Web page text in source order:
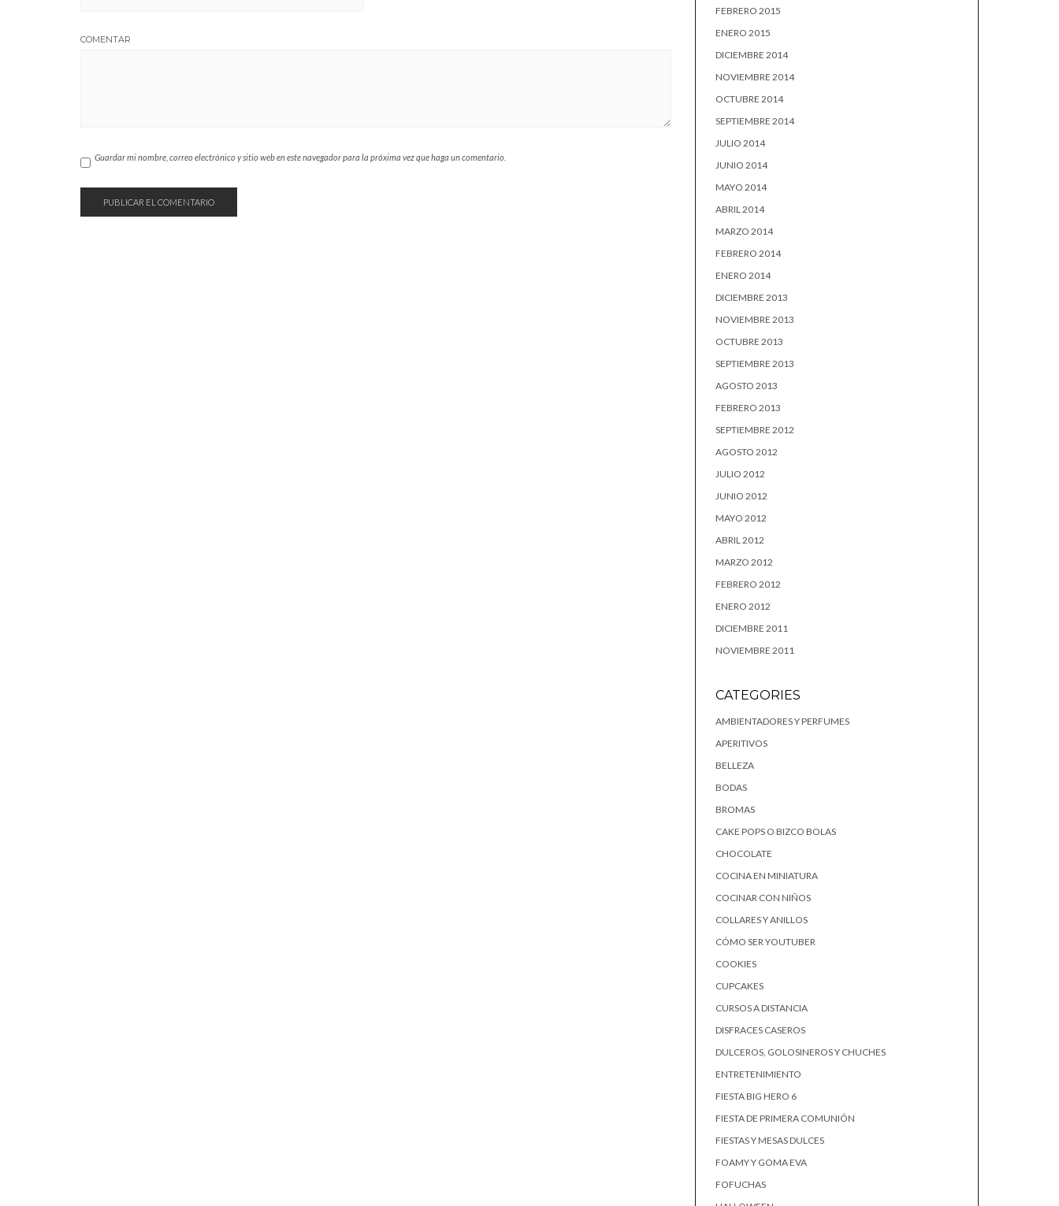
COMENTAR
Guardar mi nombre, correo electrónico y sitio web en este navegador para la próxima vez que haga un comentario.
FEBRERO 2015
ENERO 2015
DICIEMBRE 2014
NOVIEMBRE 2014
OCTUBRE 2014
SEPTIEMBRE 2014
JULIO 2014
JUNIO 2014
MAYO 2014
ABRIL 2014
MARZO 2014
FEBRERO 2014
ENERO 2014
DICIEMBRE 2013
NOVIEMBRE 2013
OCTUBRE 2013
SEPTIEMBRE 2013
AGOSTO 2013
FEBRERO 2013
SEPTIEMBRE 2012
AGOSTO 2012
JULIO 2012
JUNIO 2012
MAYO 2012
ABRIL 2012
MARZO 2012
FEBRERO 2012
ENERO 2012
DICIEMBRE 2011
NOVIEMBRE 2011
CATEGORIES
AMBIENTADORES Y PERFUMES
APERITIVOS
BELLEZA
BODAS
BROMAS
CAKE POPS O BIZCO BOLAS
CHOCOLATE
COCINA EN MINIATURA
COCINAR CON NIÑOS
COLLARES Y ANILLOS
CÓMO SER YOUTUBER
COOKIES
CUPCAKES
CURSOS A DISTANCIA
DISFRACES CASEROS
DULCEROS, GOLOSINEROS Y CHUCHES
ENTRETENIMIENTO
FIESTA BIG HERO 6
FIESTA DE PRIMERA COMUNIÓN
FIESTAS Y MESAS DULCES
FOAMY Y GOMA EVA
FOFUCHAS